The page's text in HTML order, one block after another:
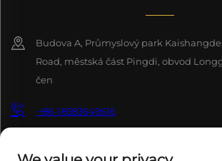
Budova A, Průmyslový park
Road, městská část Pingdi, obvod
čen
+86-18583649616